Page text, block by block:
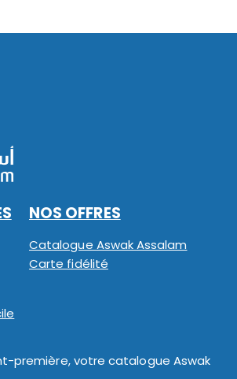
NOS OFFRES
Catalogue Aswak Assalam
Carte fidélité
première, votre catalogue Aswak